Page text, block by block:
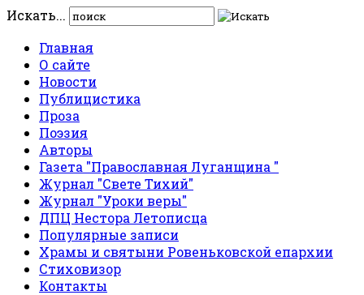
Искать...
Главная
О сайте
Новости
Публицистика
Проза
Поэзия
Авторы
Газета "Православная Луганщина "
Журнал "Свете Тихий"
Журнал "Уроки веры"
ДПЦ Нестора Летописца
Популярные записи
Храмы и святыни Ровеньковской епархии
Стиховизор
Контакты